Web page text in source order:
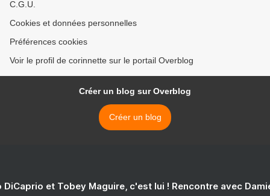
C.G.U.
Cookies et données personnelles
Préférences cookies
Voir le profil de corinnette sur le portail Overblog
Créer un blog sur Overblog
Créer un blog
DiCaprio et Tobey Maguire, c'est lui ! Rencontre avec